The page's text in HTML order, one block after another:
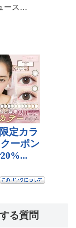
ース…
る質問